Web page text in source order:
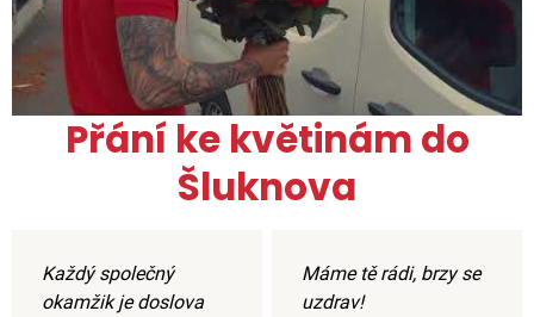
Přání ke květinám do
Šluknova
Každý společný
okamžik je doslova
Máme tě rádi, brzy se
uzdrav!